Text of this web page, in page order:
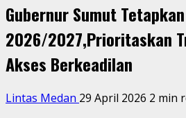
Gubernur Sumut
2026/2027,Prioritaskan
Akses Berkeadilan
Lintas Medan 29 April 2026 2 min